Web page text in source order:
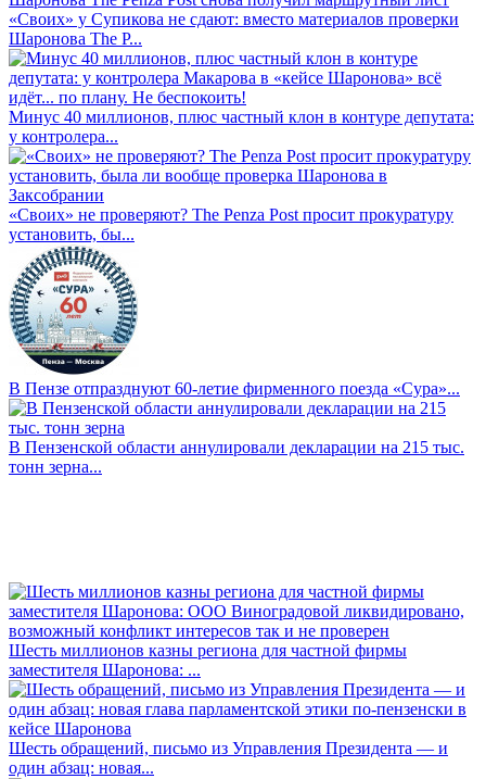
«Своих» у Супикова не сдают: вместо материалов проверки
Шаронова The P...
Минус 40 миллионов, плюс частный клон в контуре депутата:
у контролера...
«Своих» не проверяют? The Penza Post просит прокуратуру
установить, бы...
В Пензе отпразднуют 60-летие фирменного поезда «Сура»...
В Пензенской области аннулировали декларации на 215 тыс.
тонн зерна...
Шесть миллионов казны региона для частной фирмы
заместителя Шаронова: ...
Шесть обращений, письмо из Управления Президента — и
один абзац: новая...